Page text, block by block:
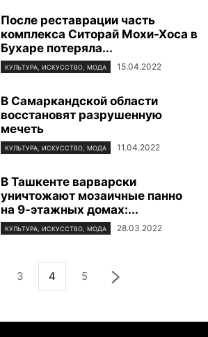
После реставрации часть
комплекса Ситорай Мохи-Хоса в
Бухаре потеряла...
КУЛЬТУРА, ИСКУССТВО, МОДА 15.04.2022
В Самаркандской области
восстановят разрушенную
мечеть
КУЛЬТУРА, ИСКУССТВО, МОДА 11.04.2022
В Ташкенте варварски
уничтожают мозаичные панно
на 9-этажных домах:...
КУЛЬТУРА, ИСКУССТВО, МОДА 28.03.2022
3 4 5